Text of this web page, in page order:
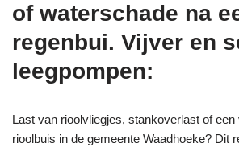
of waterschade na
regenbui. Vijver en
leegpompen:
Last van rioolvliegjes, stankoverlast of
rioolbuis in de gemeente Waadhoeke? Dit